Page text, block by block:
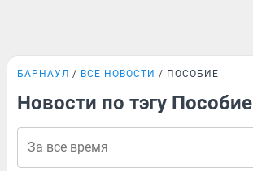
БАРНАУЛ ВСЕ НОВОСТИ ПОСОБИЕ
Новости по тэгу Пособие